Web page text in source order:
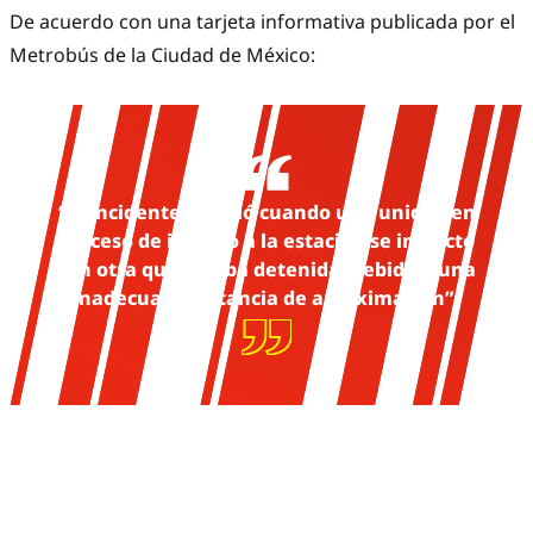
De acuerdo con una tarjeta informativa publicada por el
Metrobús de la Ciudad de México:
“el incidente ocurrió cuando una unidad en
proceso de ingreso a la estación se impactó
con otra que estaba detenida, debido a una
inadecuada distancia de aproximación”.